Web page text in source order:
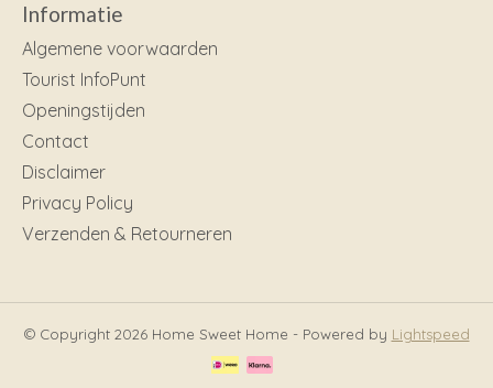
Informatie
Algemene voorwaarden
Tourist InfoPunt
Openingstijden
Contact
Disclaimer
Privacy Policy
Verzenden & Retourneren
© Copyright 2026 Home Sweet Home - Powered by Lightspeed